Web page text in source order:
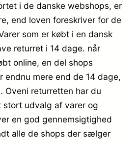
i de danske webshops, er
end loven foreskriver for de
som er købt i en dansk
returret i 14 dage. når
online, en del shops
endnu mere end de 14 dage,
Oveni returretten har du
stort udvalg af varer og
en god gennemsigtighed
alle de shops der sælger